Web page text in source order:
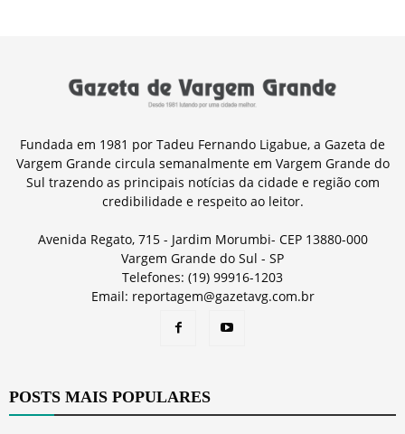
Fundada em 1981 por Tadeu Fernando Ligabue, a Gazeta de
Vargem Grande circula semanalmente em Vargem Grande do
Sul trazendo as principais notícias da cidade e região com
credibilidade e respeito ao leitor.
Avenida Regato, 715 - Jardim Morumbi- CEP 13880-000
Vargem Grande do Sul - SP
Telefones: (19) 99916-1203
Email: reportagem@gazetavg.com.br
POSTS MAIS POPULARES